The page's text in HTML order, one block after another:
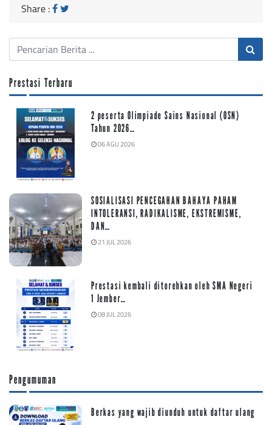
Share :
Prestasi Terbaru
2 peserta Olimpiade Sains Nasional (OSN)
Tahun 2026…
06 AGU 2026
SOSIALISASI PENCEGAHAN BAHAYA PAHAM
INTOLERANSI, RADIKALISME, EKSTREMISME,
DAN…
21 JUL 2026
Prestasi kembali ditorehkan oleh SMA Negeri
1 Jember…
08 JUL 2026
Pengumuman
Berkas yang wajib diunduh untuk daftar ulang